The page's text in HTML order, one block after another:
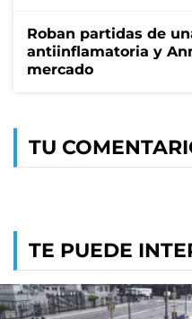
Roban partidas de
antiinflamatoria y
mercado
TU
TE PUEDE